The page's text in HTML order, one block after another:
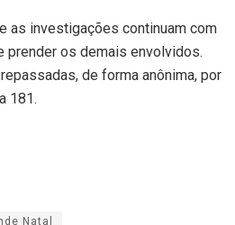
as investigações continuam com
prender os demais envolvidos.
de forma anônima, por
181.
Natal